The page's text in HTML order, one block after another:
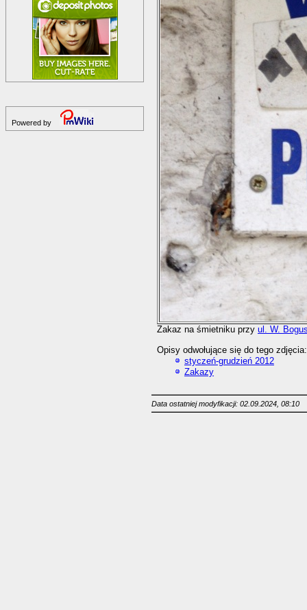
Powered by
Zakaz na śmietniku przy ul. W.
Opisy odwołujące się do tego zdjęcia:
styczeń-grudzień 2012
Zakazy
Data ostatniej modyfikacji: 02.09.2024, 08:10